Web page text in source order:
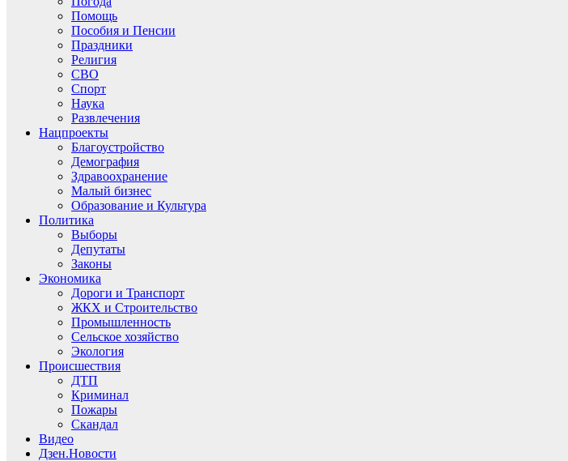
Помощь
Пособия и Пенсии
Праздники
Религия
СВО
Спорт
Наука
Развлечения
Нацпроекты
Благоустройство
Демография
Здравоохранение
Малый бизнес
Образование и Культура
Политика
Выборы
Депутаты
Законы
Экономика
Дороги и Транспорт
ЖКХ и Строительство
Промышленность
Сельское хозяйство
Экология
Происшествия
ДТП
Криминал
Пожары
Скандал
Видео
Дзен.Новости